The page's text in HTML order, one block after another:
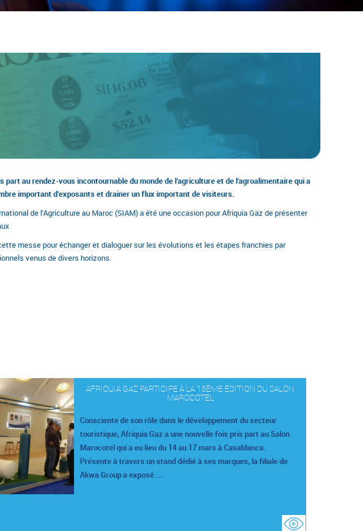
part au rendez-vous incontournable du monde de l’agriculture et de l’agroalimentaire qui a
important d’exposants et drainer un flux important de visiteurs.
de l’Agriculture au Maroc (SIAM) a été une occasion pour Afriquia Gaz de présenter
messe pour échanger et dialoguer sur les évolutions et les étapes franchies par
venus de divers horizons.
AFRIQUIA GAZ PARTICIPE À LA 15ÈME ÉDITION DU SALON
MAROCOTEL
Consciente de son rôle dans le développement du secteur
touristique, Afriquia Gaz a une nouvelle fois pris part au Salon
Marocotel qui a eu lieu du 14 au 17 mars à Casablanca.
Présente à travers un stand dédié à ses marques, la filiale de
Akwa Group a exposé ...